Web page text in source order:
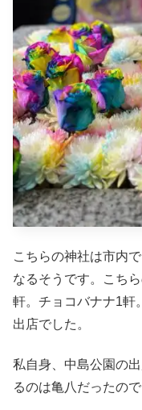
こちらの神社は市内
なるそうです。こち
軒。チョコバナナ1軒
出店でした。
私自身、中島公園の
るのは亀八だったの